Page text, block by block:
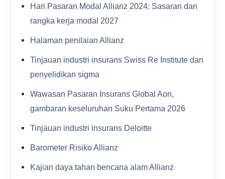
Hari Pasaran Modal Allianz 2024: Sasaran dan
rangka kerja modal 2027
Halaman penilaian Allianz
Tinjauan industri insurans Swiss Re Institute dan
penyelidikan sigma
Wawasan Pasaran Insurans Global Aon,
gambaran keseluruhan Suku Pertama 2026
Tinjauan industri insurans Deloitte
Barometer Risiko Allianz
Kajian daya tahan bencana alam Allianz